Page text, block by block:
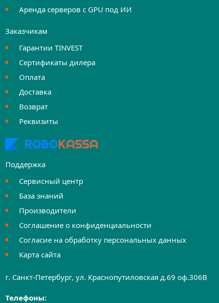
Аренда серверов с GPU под ИИ
Заказчикам
Гарантии TINVEST
Сертификаты дилера
Оплата
Доставка
Возврат
Реквизиты
Поддержка
Сервисный центр
База знаний
Производители
Соглашение о конфиденциальности
Согласие на обработку персональных данных
Карта сайта
г. Санкт-Петербург, ул. Краснопутиловская д.69 оф.306B
Телефоны: